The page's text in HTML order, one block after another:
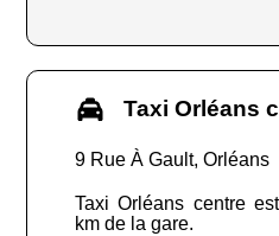
Taxi Orléans
9 Rue À Gault, Orléans
Taxi Orléans centre
km de la gare.